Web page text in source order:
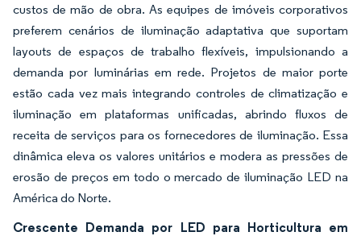
custos de mão de obra. As equipes de imóveis corporativos
preferem cenários de iluminação adaptativa que suportam
layouts de espaços de trabalho flexíveis, impulsionando a
demanda por luminárias em rede. Projetos de maior porte
estão cada vez mais integrando controles de climatização e
iluminação em plataformas unificadas, abrindo fluxos de
receita de serviços para os fornecedores de iluminação. Essa
dinâmica eleva os valores unitários e modera as pressões de
erosão de preços em todo o mercado de iluminação LED na
América do Norte.
Crescente Demanda por LED para Horticultura em